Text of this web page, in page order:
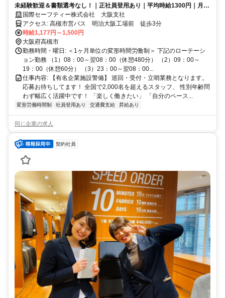
未経験歓迎＆書類選考なし！｜正社員登用あり｜平均時給1300円｜月給
30万円も可！
国際セーフティー株式会社 大阪支社
アクセス: 高槻市営バス 明治大阪工場前 徒歩3分
時給1,177円～1,500円
大阪府高槻市
勤務時間・曜日: ＜1ヶ月単位の変形時間労働制＞ 下記のローテーシ
ョン勤務 （1）08：00～翌08：00（休憩480分） （2）09：00～
19：00（休憩60分） （3）23：00～翌08：00...
仕事内容: 【有名企業施設警備】 巡回・受付・立哨業務となります。
応募お待ちしてます！ 全国で2,000名を超えるスタッフ、 性別年齢問
わず幅広く活躍中です！ 「楽しく働きたい」 「自分のペース...
変形労働時間制 社員登用あり 交通費支給 昇給あり
同じ企業の求人
契約社員